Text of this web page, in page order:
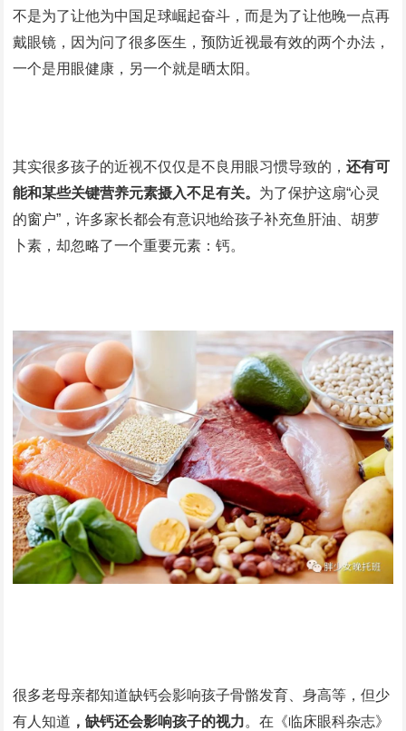
不是为了让他为中国足球崛起奋斗，而是为了让他晚一点再
戴眼镜，因为问了很多医生，预防近视最有效的两个办法，
一个是用眼健康，另一个就是晒太阳。
其实很多孩子的近视不仅仅是不良用眼习惯导致的，还有可
能和某些关键营养元素摄入不足有关。 为了保护这扇“心灵
的窗户”，许多家长都会有意识地给孩子补充鱼肝油、胡萝
卜素，却忽略了一个重要元素：钙。
很多老母亲都知道缺钙会影响孩子骨骼发育、身高等，但少
有人知道 ，缺钙还会影响孩子的视力。在《临床眼科杂志》